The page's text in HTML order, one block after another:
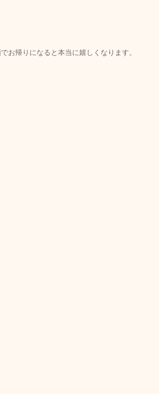
お帰りになると本当に嬉しくなります。